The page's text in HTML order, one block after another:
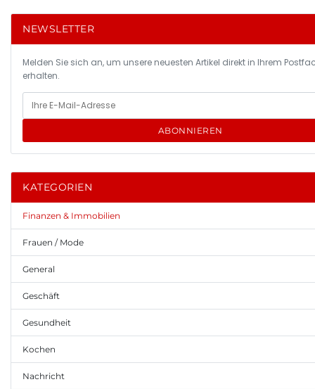
NEWSLETTER
Melden Sie sich an, um unsere neuesten Artikel direkt in Ihrem
erhalten.
ABONNIEREN
KATEGORIEN
Finanzen & Immobilien
Frauen / Mode
General
Geschäft
Gesundheit
Kochen
Nachricht